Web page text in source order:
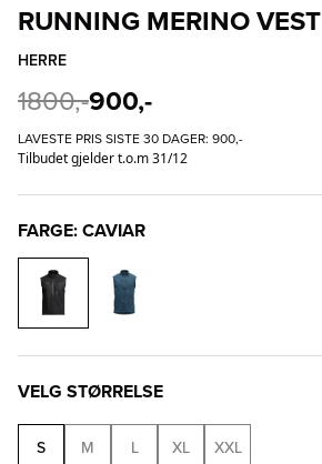
RUNNING MERINO VEST
HERRE
1800,-900,-
LAVESTE PRIS SISTE 30 DAGER: 900,-
Tilbudet gjelder t.o.m 31/12
FARGE: CAVIAR
VELG STØRRELSE
S M L XL XXL